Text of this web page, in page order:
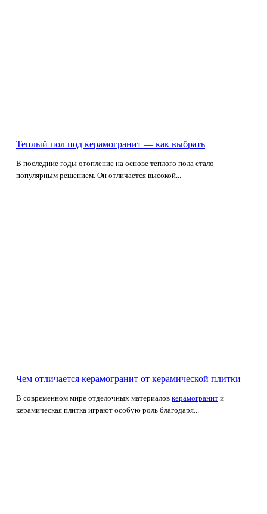
Теплый пол под керамогранит — как выбрать
В последние годы отопление на основе теплого пола стало
популярным решением. Он отличается высокой...
Чем отличается керамогранит от керамической плитки
В современном мире отделочных материалов керамогранит и
керамическая плитка играют особую роль благодаря...